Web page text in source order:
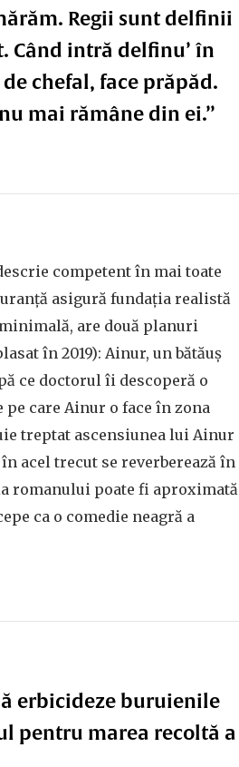
Regii sunt delfinii
Când intră delfinu’ în
de chefal, face prăpăd.
mai rămâne din ei.”
competent în mai toate
asigură fundația realistă
are două planuri
în 2019): Ainur, un bătăuș
ce doctorul îi descoperă o
care Ainur o face în zona
treptat ascensiunea lui Ainur
acel trecut se reverberează în
romanului poate fi aproximată
ca o comedie neagră a
erbicideze buruienile
pentru marea recoltă a